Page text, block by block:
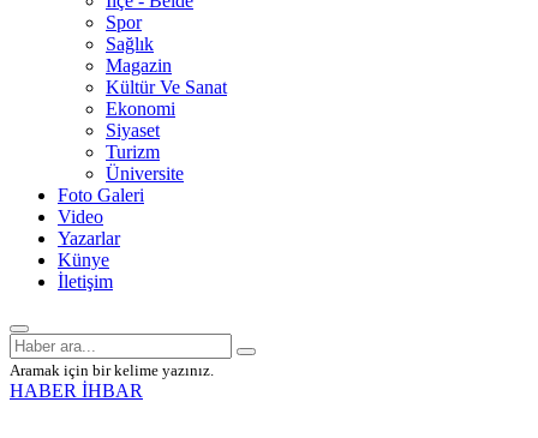
Spor
Sağlık
Magazin
Kültür Ve Sanat
Ekonomi
Siyaset
Turizm
Üniversite
Foto Galeri
Video
Yazarlar
Künye
İletişim
Aramak için bir kelime yazınız.
HABER İHBAR